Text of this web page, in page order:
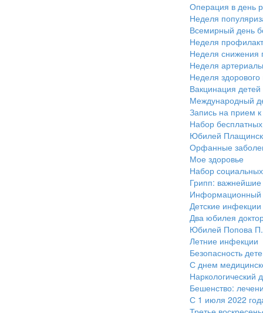
Операция в день
Неделя
Всемирный день
Неделя
Неделя снижения
Неделя
Неделя здорового
Вакцинация детей
Международный
Запись на прием к
Набор
Юбилей
Орфанные
Мое здоровье
Набор
Грипп:
Информационный
Детские инфекции
Два юбилея
Юбилей Попова
Летние инфекции
Безопасность
С днем
Бешенство:
С 1 июля 2022